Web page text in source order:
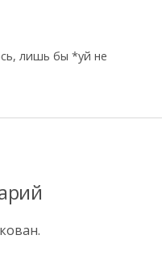
лишь бы *уй не